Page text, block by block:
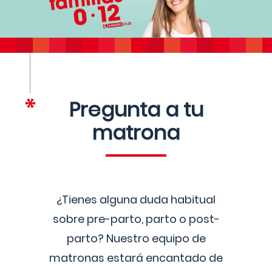
Pregunta a tu
matrona
¿Tienes alguna duda habitual
sobre pre-parto, parto o post-
parto? Nuestro equipo de
matronas estará encantado de